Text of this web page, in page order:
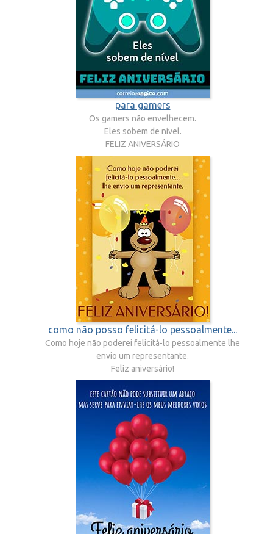
para gamers
Os gamers não envelhecem.
Eles sobem de nível.
FELIZ ANIVERSÁRIO
como não posso felicitá-lo pessoalmente...
Como hoje não poderei felicitá-lo pessoalmente lhe
envio um representante.
Feliz aniversário!